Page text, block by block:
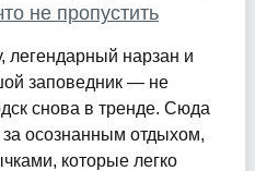
не пропустить
легендарный нарзан и
заповедник — не
снова в тренде. Сюда
осознанным отдыхом,
которые легко